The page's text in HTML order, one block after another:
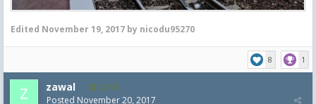
Edited November 19, 2017 by nicodu95270
8 1
zawal 3,318
Posted November 20, 2017